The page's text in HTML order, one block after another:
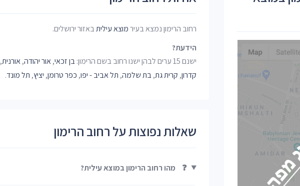
רחוב הרימון נמצא בעירמוצא עיליתבאזור ירושלים.
הידעת?
ישנם 15 ערים לבהן ישנו רחוב בשם הרימון:
בן זכאי,אור יהודה,אורנית,
קדרון, קרית גת,בת שלמה, תל אביב - יפו, כפר טרומן, יציץ, תל מונד.
שאלות נפוצות על רחוב הרימון
❓ מהו רחוב הרימון במוצא עילית?